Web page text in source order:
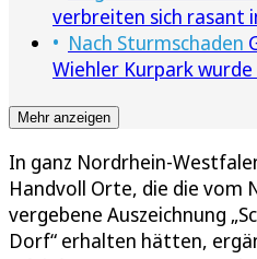
verbreiten sich rasant
Nach Sturmschaden
Wiehler Kurpark
Mehr anzeigen
In ganz Nordrhein-
Handvoll Orte, die die vom
vergebene Auszeichnung
Dorf“ erhalten hätten,